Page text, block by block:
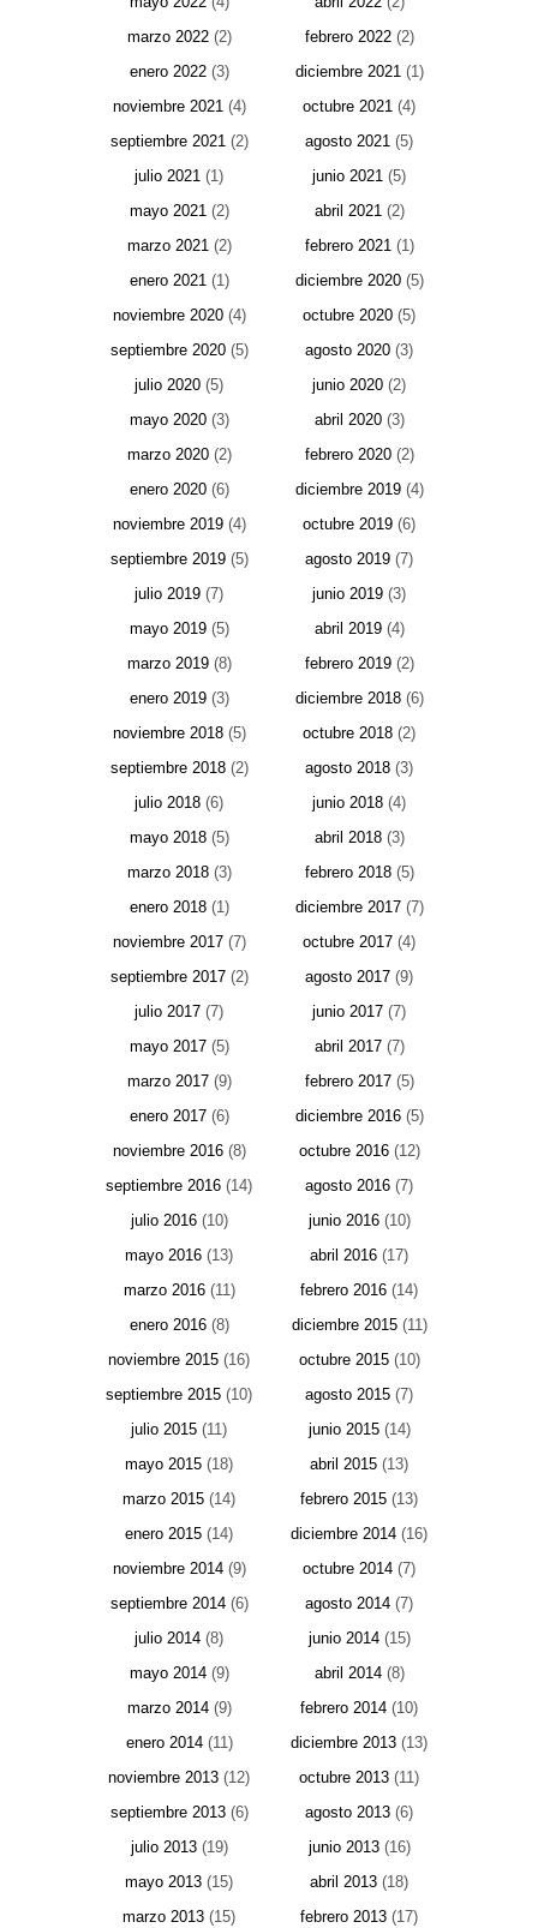
marzo 2022(2) febrero 2022(2)
enero 2022(3) diciembre 2021(1)
noviembre 2021(4) octubre 2021 (4)
septiembre 2021(2) agosto 2021 (5)
julio 2021 (1) junio 2021 (5)
mayo 2021(2) abril 2021(2)
marzo 2021(2) febrero 2021(1)
enero 2021(1) diciembre 2020(5)
noviembre 2020(4) octubre 2020 (5)
septiembre 2020(5) agosto 2020 (3)
julio 2020 (5) junio 2020 (2)
mayo 2020(3) abril 2020(3)
marzo 2020(2) febrero 2020(2)
enero 2020(6) diciembre 2019(4)
noviembre 2019(4) octubre 2019 (6)
septiembre 2019(5) agosto 2019 (7)
julio 2019 (7) junio 2019 (3)
mayo 2019(5) abril 2019(4)
marzo 2019(8) febrero 2019(2)
enero 2019(3) diciembre 2018(6)
noviembre 2018(5) octubre 2018 (2)
septiembre 2018(2) agosto 2018 (3)
julio 2018 (6) junio 2018 (4)
mayo 2018(5) abril 2018(3)
marzo 2018(3) febrero 2018(5)
enero 2018(1) diciembre 2017(7)
noviembre 2017(7) octubre 2017 (4)
septiembre 2017(2) agosto 2017 (9)
julio 2017 (7) junio 2017 (7)
mayo 2017(5) abril 2017(7)
marzo 2017(9) febrero 2017(5)
enero 2017(6) diciembre 2016(5)
noviembre 2016(8) octubre 2016(12)
septiembre 2016 (14) agosto 2016 (7)
julio 2016(10) junio 2016(10)
mayo 2016 (13) abril 2016 (17)
marzo 2016(11) febrero 2016 (14)
enero 2016(8) diciembre 2015(11)
noviembre 2015 (16) octubre 2015(10)
septiembre 2015 (10) agosto 2015 (7)
julio 2015 (11) junio 2015(14)
mayo 2015 (18) abril 2015 (13)
marzo 2015 (14) febrero 2015 (13)
enero 2015 (14) diciembre 2014 (16)
noviembre 2014(9) octubre 2014 (7)
septiembre 2014(6) agosto 2014 (7)
julio 2014 (8) junio 2014(15)
mayo 2014(9) abril 2014(8)
marzo 2014(9) febrero 2014 (10)
enero 2014(11) diciembre 2013 (13)
noviembre 2013 (12) octubre 2013 (11)
septiembre 2013(6) agosto 2013 (6)
julio 2013(19) junio 2013(16)
mayo 2013 (15) abril 2013 (18)
marzo 2013 (15) febrero 2013 (17)